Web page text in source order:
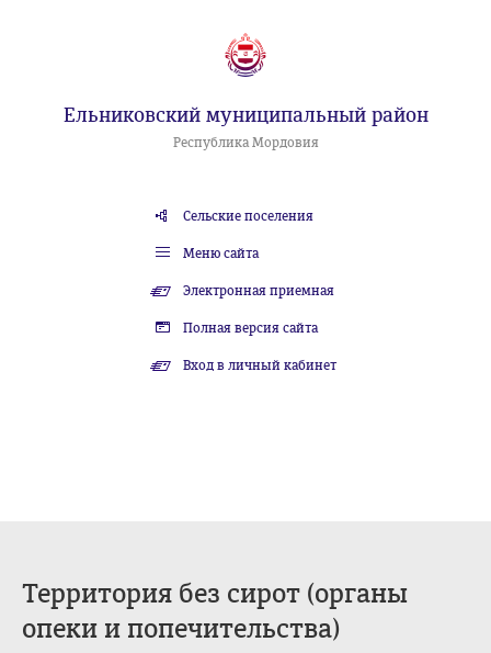
Ельниковский муниципальный район
Республика Мордовия
Сельские поселения
Меню сайта
Электронная приемная
Полная версия сайта
Вход в личный кабинет
Территория без сирот (органы
опеки и попечительства)